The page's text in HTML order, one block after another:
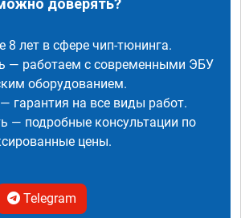
доверять?
8 лет в сфере чип-тюнинга.
— работаем с современными ЭБУ
оборудованием.
гарантия на все виды работ.
— подробные консультации по
цены.
Telegram